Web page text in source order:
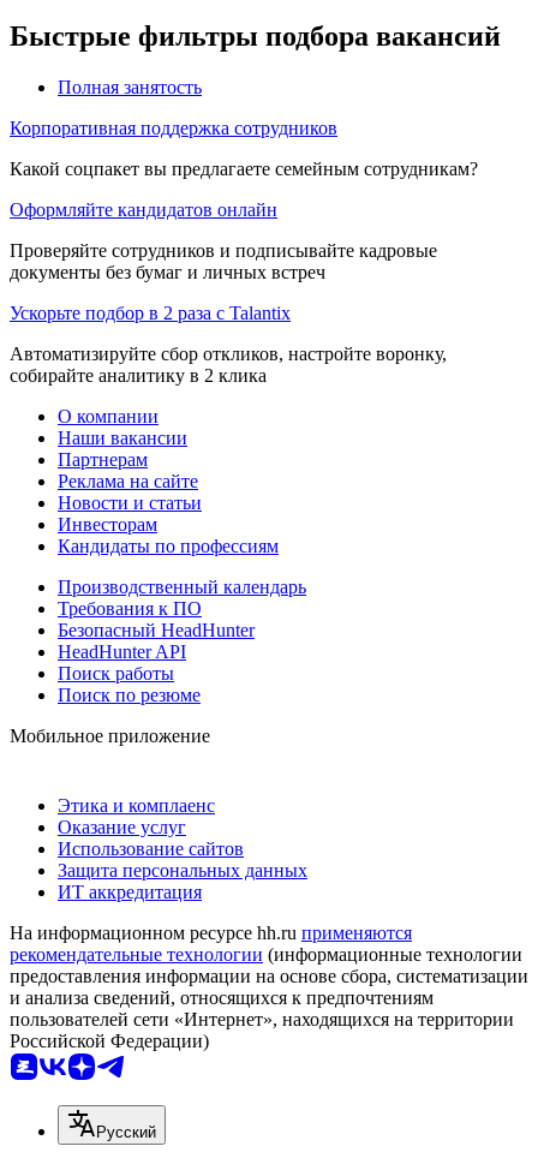
Быстрые фильтры подбора вакансий
Полная занятость
Корпоративная поддержка сотрудников
Какой соцпакет вы предлагаете семейным сотрудникам?
Оформляйте кандидатов онлайн
Проверяйте сотрудников и подписывайте кадровые
документы без бумаг и личных встреч
Ускорьте подбор в 2 раза с Talantix
Автоматизируйте сбор откликов, настройте воронку,
собирайте аналитику в 2 клика
О компании
Наши вакансии
Партнерам
Реклама на сайте
Новости и статьи
Инвесторам
Кандидаты по профессиям
Производственный календарь
Требования к ПО
Безопасный HeadHunter
HeadHunter API
Поиск работы
Поиск по резюме
Мобильное приложение
Этика и комплаенс
Оказание услуг
Использование сайтов
Защита персональных данных
ИТ аккредитация
На информационном ресурсе hh.ru применяются
рекомендательные технологии (информационные технологии
предоставления информации на основе сбора, систематизации
и анализа сведений, относящихся к предпочтениям
пользователей сети «Интернет», находящихся на территории
Российской Федерации)
Русский